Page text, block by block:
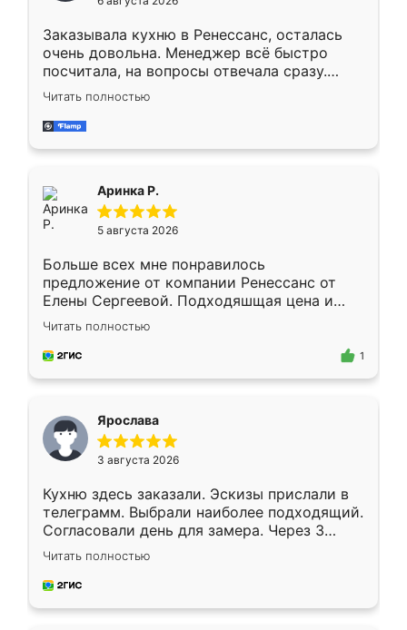
мебели буду заказывать только здесь.
Заказывала кухню в Ренессанс, осталась
очень довольна. Менеджер всё быстро
посчитала, на вопросы отвечала сразу.
Замерщик приехал в субботу, подошёл к
делу со всей ответственностью. Собрали
за день, ребята работали аккуратно, даже
Читать полностью
Аринка Р.
5 августа 2026
Больше всех мне понравилось
предложение от компании Ренессанс от
Елены Сергеевой. Подходяшщая цена и
короткие сроки изготовления. Приехавший
для замера сотрудник Владислав
предложил по моему эскизу самый
Читать полностью
1
Ярослава
3 августа 2026
Кухню здесь заказали. Эскизы прислали в
телеграмм. Выбрали наиболее подходящий.
Согласовали день для замера. Через 3
недели кухня была уже готова. Остались
довольны работой. Спасибо Ренессанс
мебель за качественную работу!
Читать полностью